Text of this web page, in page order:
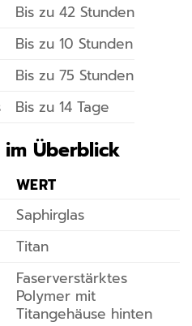
Bis zu 42 Stunden
Bis zu 10 Stunden
Bis zu 75 Stunden
Bis zu 14 Tage
im Überblick
WERT
Saphirglas
Titan
Faserverstärktes
Polymer mit
Titangehäuse hinten